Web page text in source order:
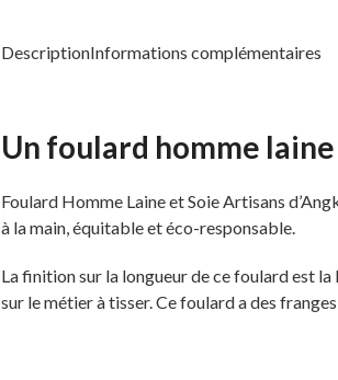
DescriptionInformations complémentaires
Un foulard homme
Foulard Homme Laine et Soie Artisans
à la main, équitable et éco-responsable.
La finition sur la longueur de ce foulard est
sur le métier à tisser. Ce foulard a des